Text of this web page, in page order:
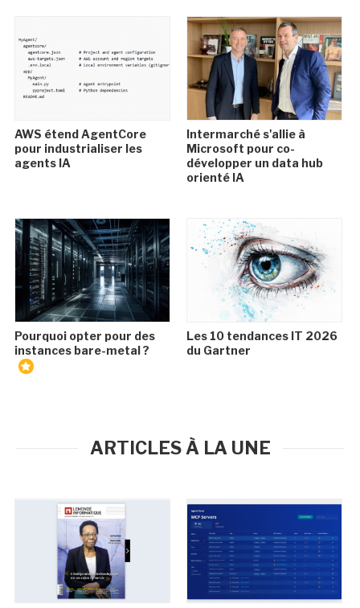
AWS étend AgentCore
pour industrialiser les
agents IA
Intermarché s'allie à
Microsoft pour co-
développer un data hub
orienté IA
Pourquoi opter pour des
instances bare-metal ?
Les 10 tendances IT 2026
du Gartner
ARTICLES À LA UNE